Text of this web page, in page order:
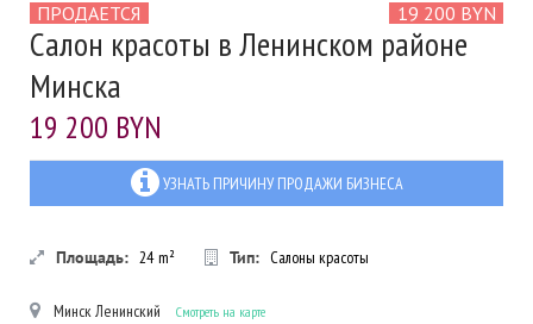
ПРОДАЕТСЯ 19 200 BYN
Салон красоты в Ленинском районе
Минска
19 200 BYN
УЗНАТЬ ПРИЧИНУ ПРОДАЖИ БИЗНЕСА
Площадь: 24 m² Тип: Салоны красоты
МинскЛенинский Смотреть на карте